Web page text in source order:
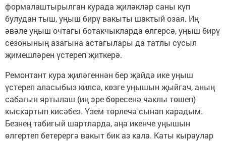
формалаштырылган курада җиләкләр саны күп
булудан тыш, уңыш бирү вакыты шактый озая. Иң
әвәле уңыш очтагы ботакчыкларда өлгерсә, уңыш бирү
сезонының азагына астагылары да татлы сусыл
җимешләрен үстереп җиткерә.
Ремонтант кура җиләгеннән бер җәйдә ике уңыш
үстереп аласыбыз килсә, көзге уңышын җыйгач, аның
сабагын яртылаш (иң эре бөресенә чаклы төшеп)
кыскартып кисәбез. Үзем төрлечә сынап карадым.
Безнең табигый шартларда, аңа икенче уңышын
өлгертеп бетерергә вакыт бик аз кала. Каты кыраулар